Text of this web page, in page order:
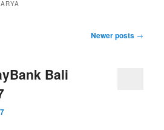
Newer posts →
Bali